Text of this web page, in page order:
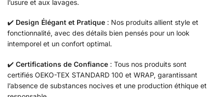
l’usure et aux lavages.
✔️ Design Élégant et Pratique : Nos produits allient style et
fonctionnalité, avec des détails bien pensés pour un look
intemporel et un confort optimal.
✔️ Certifications de Confiance : Tous nos produits sont
certifiés OEKO-TEX STANDARD 100 et WRAP, garantissant
l’absence de substances nocives et une production éthique et